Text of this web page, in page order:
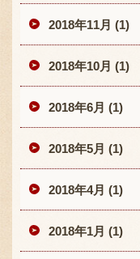
2018年11月 (1)
2018年10月 (1)
2018年6月 (1)
2018年5月 (1)
2018年4月 (1)
2018年1月 (1)